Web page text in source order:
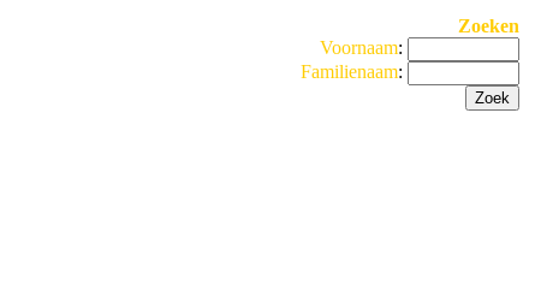
Zoeken
Voornaam:
Familienaam: